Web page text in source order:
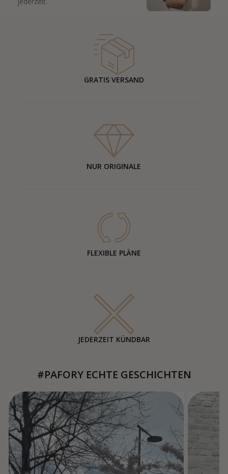
GRATIS VERSAND
NUR ORIGINALE
FLEXIBLE PLÄNE
JEDERZEIT KÜNDBAR
#PAFORY ECHTE GESCHICHTEN